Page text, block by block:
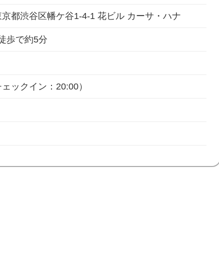
都渋谷区幡ケ谷1-4-1 花ビル カーサ・ハナ
歩で約5分
ェックイン：20:00）